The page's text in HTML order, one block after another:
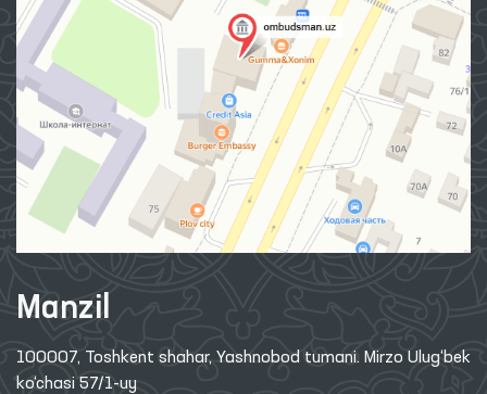
Manzil
100007, Toshkent shahar, Yashnobod tumani. Mirzo Ulug‘bek
ko‘chasi 57/1-uy